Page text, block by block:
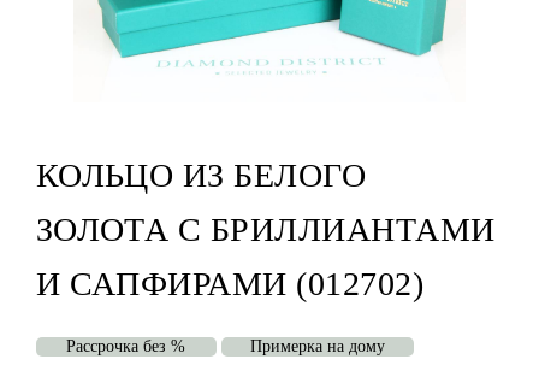
КОЛЬЦО ИЗ БЕЛОГО
ЗОЛОТА С БРИЛЛИАНТАМИ
И САПФИРАМИ (012702)
Рассрочка без % Примерка на дому